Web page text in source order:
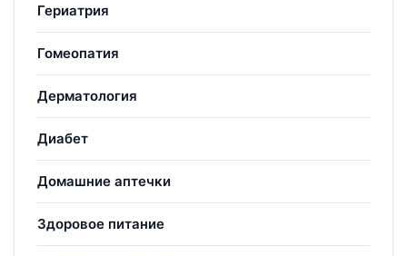
Гериатрия
Гомеопатия
Дерматология
Диабет
Домашние аптечки
Здоровое питание